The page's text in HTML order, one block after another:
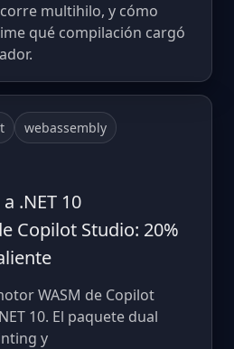
multihilo, y cómo
qué compilación cargó
webassembly
.NET 10
Copilot Studio: 20%
WASM de Copilot
10. El paquete dual
y